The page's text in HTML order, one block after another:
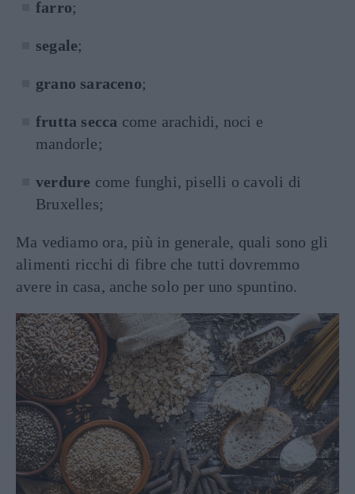
farro;
segale;
grano saraceno;
frutta secca come arachidi, noci e
mandorle;
verdure come funghi, piselli o cavoli di
Bruxelles;
Ma vediamo ora, più in generale, quali sono gli
alimenti ricchi di fibre che tutti dovremmo
avere in casa, anche solo per uno spuntino.